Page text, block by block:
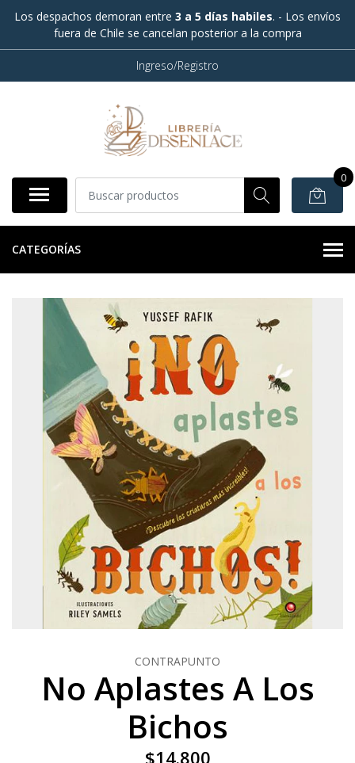
Los despachos demoran entre 3 a 5 días habiles. - Los envíos
fuera de Chile se cancelan posterior a la compra
Ingreso/Registro
0
CATEGORÍAS
CONTRAPUNTO
No Aplastes A Los
Bichos
$14.800